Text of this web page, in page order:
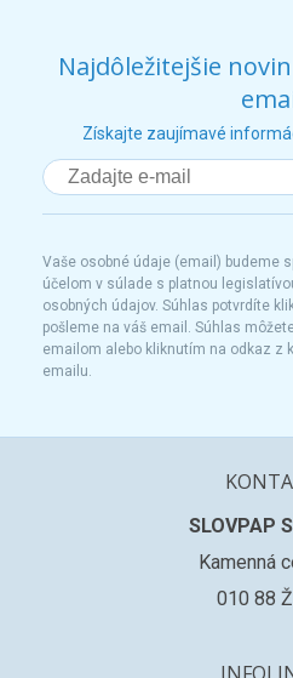
Najdôležitejšie
Získajte zaujímavé
Vaše osobné údaje (email) budeme
účelom v súlade s platnou
osobných údajov. Súhlas potvrdíte
pošleme na váš email. Súhlas
emailom alebo kliknutím na odkaz z
emailu.
SLOVPAP
Kamenná
010 88